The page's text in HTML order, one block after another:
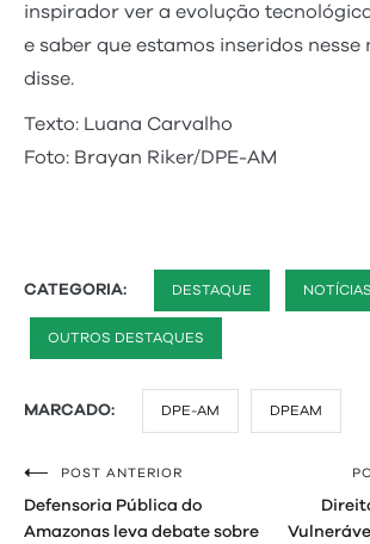
inspirador ver a evolução
e saber que estamos inseridos nesse
disse.
Texto: Luana Carvalho
Foto: Brayan Riker/DPE-AM
CATEGORIA: DESTAQUE NOTÍCIAS
OUTROS DESTAQUES
MARCADO: DPE-AM DPEAM
Navegação
de
POST ANTERIOR
Defensoria Pública do
Amazonas leva debate sobre